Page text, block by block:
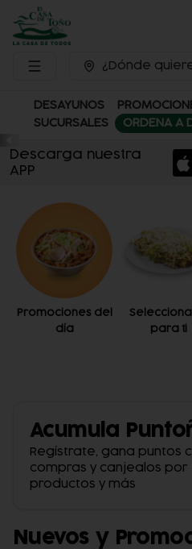
¿Dónde
DESAYUNOS
SUCURSALES
ORDENA A
Descarga nuestra
APP
Promociones del
día
para ti
Acumula
Regístrate, gana puntos
compras y canjealos por
productos y más
Nuevos y